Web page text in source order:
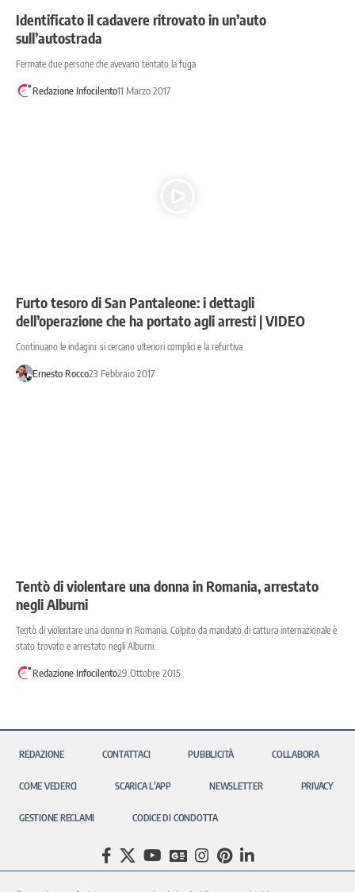
Identificato il cadavere ritrovato in un’auto
sull’autostrada
Fermate due persone che avevano tentato la fuga
Redazione Infocilento11 Marzo 2017
Furto tesoro di San Pantaleone: i dettagli
dell’operazione che ha portato agli arresti | VIDEO
Continuano le indagini: si cercano ulteriori complici e la refurtiva
Ernesto Rocco23 Febbraio 2017
Tentò di violentare una donna in Romania, arrestato
negli Alburni
Tentò di violentare una donna in Romania. Colpito da mandato di cattura internazionale è
stato trovato e arrestato negli Alburni.
Redazione Infocilento29 Ottobre 2015
REDAZIONE CONTATTACI PUBBLICITÀ COLLABORA
COME VEDERCI SCARICA L’APP NEWSLETTER PRIVACY
GESTIONE RECLAMI CODICE DI CONDOTTA